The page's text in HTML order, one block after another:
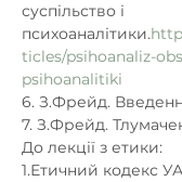
суспільство і
психоаналітики.
ticles/psihoanaliz-
psihoanalitiki
6. З.Фрейд.
7. З.Фрейд.
До лекції з етики:
1.Етичний кодекс